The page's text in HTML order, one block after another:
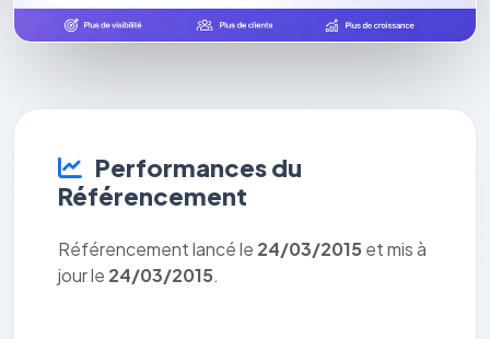
Performances du
Référencement
Référencement lancé le 24/03/2015 et mis à
jour le 24/03/2015.